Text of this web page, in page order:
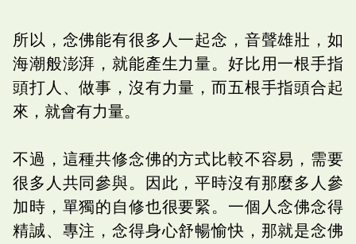
所以，念佛能有很多人一起念，音聲雄壯，如
海潮般澎湃，就能產生力量。好比用一根手指
頭打人、做事，沒有力量，而五根手指頭合起
來，就會有力量。
不過，這種共修念佛的方式比較不容易，需要
很多人共同參與。因此，平時沒有那麼多人參
加時，單獨的自修也很要緊。一個人念佛念得
精誠、專注，念得身心舒暢愉快，那就是念佛